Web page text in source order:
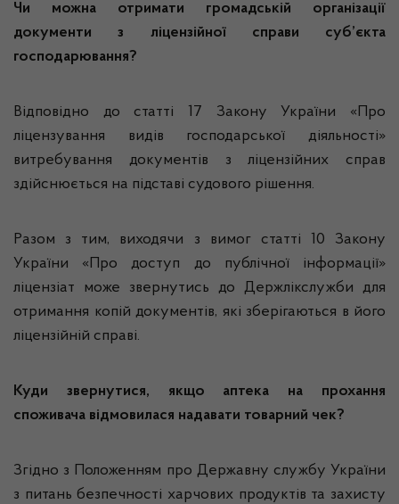
Чи можна отримати
громадській організації
документи з ліцензійної справи суб’єкта
господарювання?
Відповідно до статті 17 Закону України «Про
ліцензування видів господарської діяльності»
витребування документів з ліцензійних справ
здійснюється на підставі судового рішення.
Разом з тим, виходячи з вимог статті 10 Закону
України «Про доступ до публічної інформації»
ліцензіат може звернутись до Держлікслужби для
отримання копій документів, які зберігаються в його
ліцензійній справі.
Куди звернутися, якщо аптека на прохання
споживача відмовилася надавати товарний чек?
Згідно з Положенням про Державну службу України
з питань безпечності харчових продуктів та захисту